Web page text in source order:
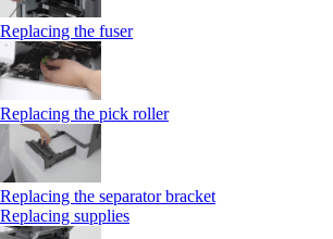
Replacing the fuser
Replacing the pick roller
Replacing the separator bracket
Replacing supplies